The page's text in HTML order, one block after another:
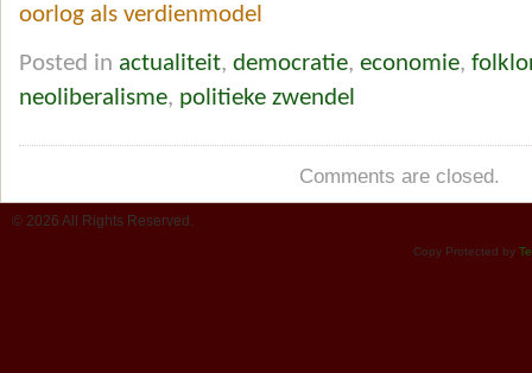
oorlog als verdienmodel
Posted in actualiteit, democratie, economie,
neoliberalisme, politieke zwendel
Comments are closed.
© 2026 All Rights Reserved.
Copy Protected by